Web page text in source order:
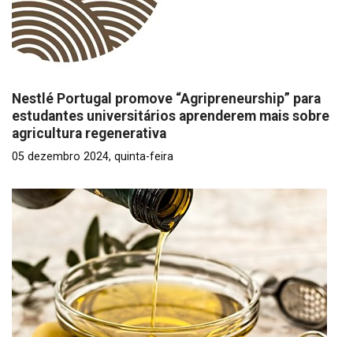
Nestlé Portugal promove “Agripreneurship” para
estudantes universitários aprenderem mais sobre
agricultura regenerativa
05 dezembro 2024, quinta-feira